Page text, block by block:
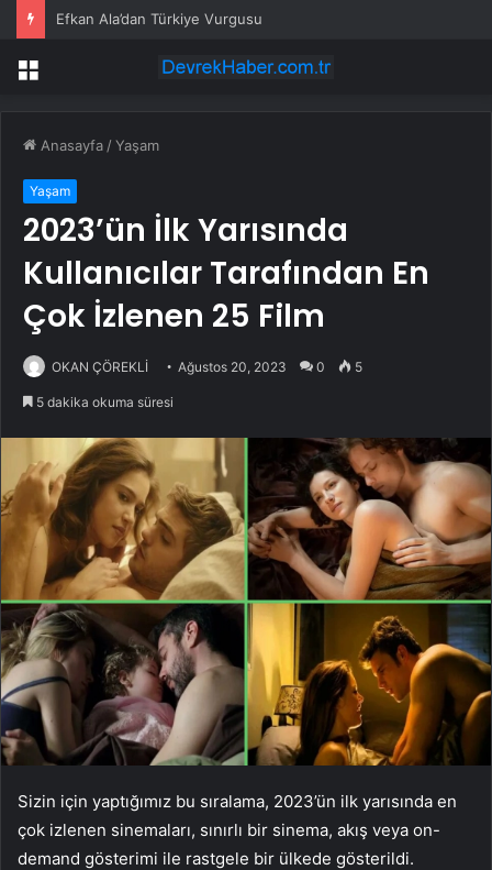
Menü
Anasayfa /Yaşam
Yaşam
2023’ün İlk Yarısında
Kullanıcılar Tarafından En
Çok İzlenen 25 Film
OKAN ÇÖREKLİ Ağustos 20, 2023 0 5
5 dakika okuma süresi
Sizin için yaptığımız bu sıralama, 2023’ün ilk yarısında en
çok izlenen sinemaları, sınırlı bir sinema, akış veya on-
demand gösterimi ile rastgele bir ülkede gösterildi.